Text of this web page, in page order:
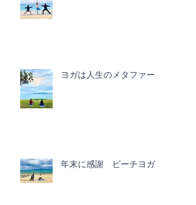
ヨガは人生のメタファー
年末に感謝 ビーチヨガ